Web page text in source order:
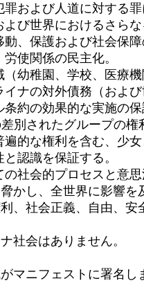
および人道に対する罪
び世界におけるさら
、保護および社会保障
使関係の民主化。
幼稚園、学校、医療
ナの対外債務（およ
約の効果的な実施の保
別されたグループの
的な権利を含む、少
認識を保証する。
社会的プロセスと意思
し、全世界に影響
、社会正義、自由、
社会はありません。
マニフェストに署名し